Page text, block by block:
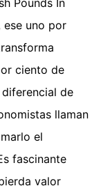
ese uno por
ciento de
de
llaman
el
fascinante
valor